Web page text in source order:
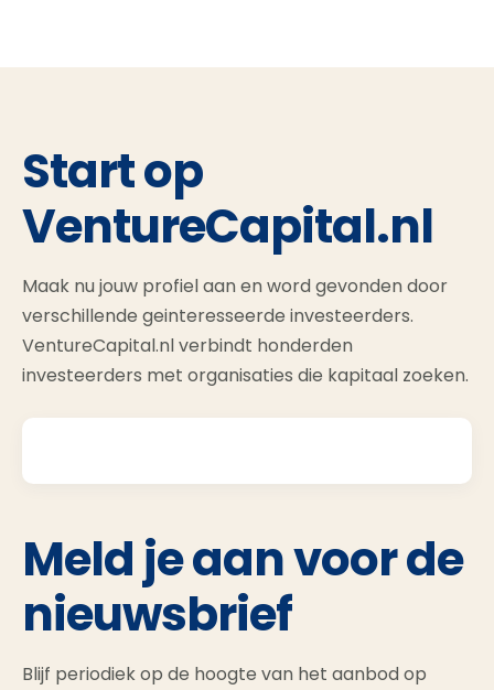
Start op
VentureCapital.nl
Maak nu jouw profiel aan en word gevonden door
verschillende geinteresseerde investeerders.
VentureCapital.nl verbindt honderden
investeerders met organisaties die kapitaal zoeken.
Meld je aan voor de
nieuwsbrief
Blijf periodiek op de hoogte van het aanbod op